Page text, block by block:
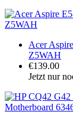
Acer
Z5WAH
€139.00
Jetzt nur